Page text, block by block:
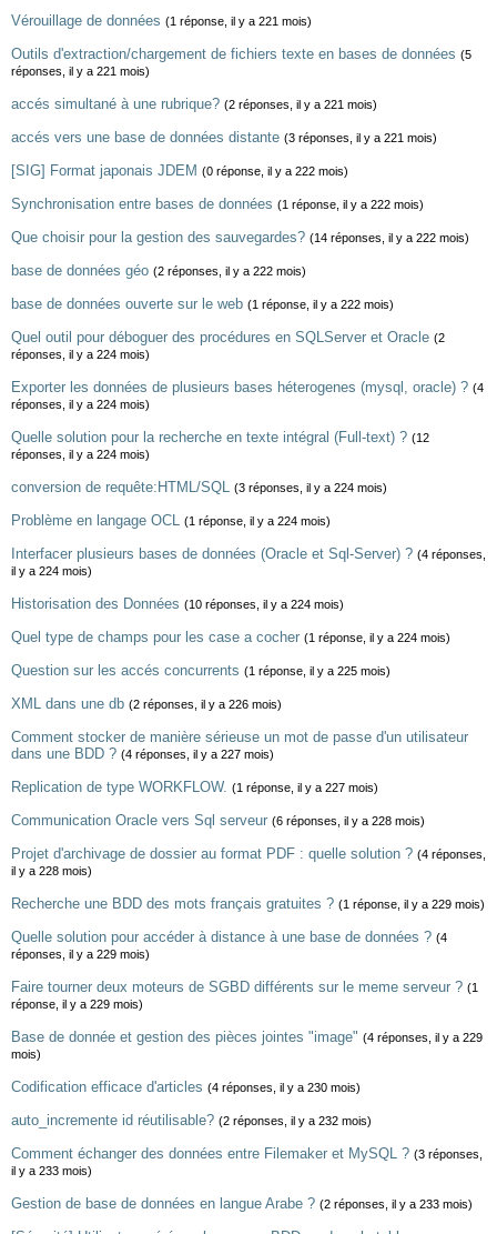
Vérouillage de données (1 réponse, il y a 221 mois)
Outils d'extraction/chargement de fichiers texte en bases de données (5
réponses, il y a 221 mois)
accés simultané à une rubrique? (2 réponses, il y a 221 mois)
accés vers une base de données distante (3 réponses, il y a 221 mois)
[SIG] Format japonais JDEM (0 réponse, il y a 222 mois)
Synchronisation entre bases de données (1 réponse, il y a 222 mois)
Que choisir pour la gestion des sauvegardes? (14 réponses, il y a 222 mois)
base de données géo (2 réponses, il y a 222 mois)
base de données ouverte sur le web (1 réponse, il y a 222 mois)
Quel outil pour déboguer des procédures en SQLServer et Oracle (2
réponses, il y a 224 mois)
Exporter les données de plusieurs bases héterogenes (mysql, oracle) ? (4
réponses, il y a 224 mois)
Quelle solution pour la recherche en texte intégral (Full-text) ? (12
réponses, il y a 224 mois)
conversion de requête:HTML/SQL (3 réponses, il y a 224 mois)
Problème en langage OCL (1 réponse, il y a 224 mois)
Interfacer plusieurs bases de données (Oracle et Sql-Server) ? (4 réponses,
il y a 224 mois)
Historisation des Données (10 réponses, il y a 224 mois)
Quel type de champs pour les case a cocher (1 réponse, il y a 224 mois)
Question sur les accés concurrents (1 réponse, il y a 225 mois)
XML dans une db (2 réponses, il y a 226 mois)
Comment stocker de manière sérieuse un mot de passe d'un utilisateur
dans une BDD ? (4 réponses, il y a 227 mois)
Replication de type WORKFLOW. (1 réponse, il y a 227 mois)
Communication Oracle vers Sql serveur (6 réponses, il y a 228 mois)
Projet d'archivage de dossier au format PDF : quelle solution ? (4 réponses,
il y a 228 mois)
Recherche une BDD des mots français gratuites ? (1 réponse, il y a 229 mois)
Quelle solution pour accéder à distance à une base de données ? (4
réponses, il y a 229 mois)
Faire tourner deux moteurs de SGBD différents sur le meme serveur ? (1
réponse, il y a 229 mois)
Base de donnée et gestion des pièces jointes "image" (4 réponses, il y a 229
mois)
Codification efficace d'articles (4 réponses, il y a 230 mois)
auto_incremente id réutilisable? (2 réponses, il y a 232 mois)
Comment échanger des données entre Filemaker et MySQL ? (3 réponses,
il y a 233 mois)
Gestion de base de données en langue Arabe ? (2 réponses, il y a 233 mois)